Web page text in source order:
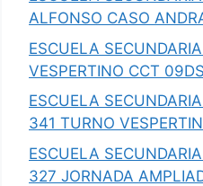
ALFONSO CASO
ESCUELA
VESPERTINO CCT
ESCUELA
341 TURNO
ESCUELA
327 JORNADA